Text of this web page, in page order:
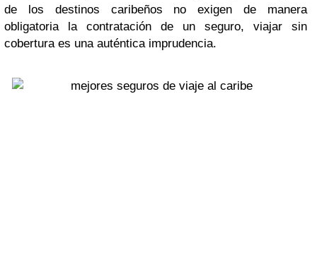
de los destinos caribeños no exigen de manera
obligatoria la contratación de un seguro, viajar sin
cobertura es una auténtica imprudencia.